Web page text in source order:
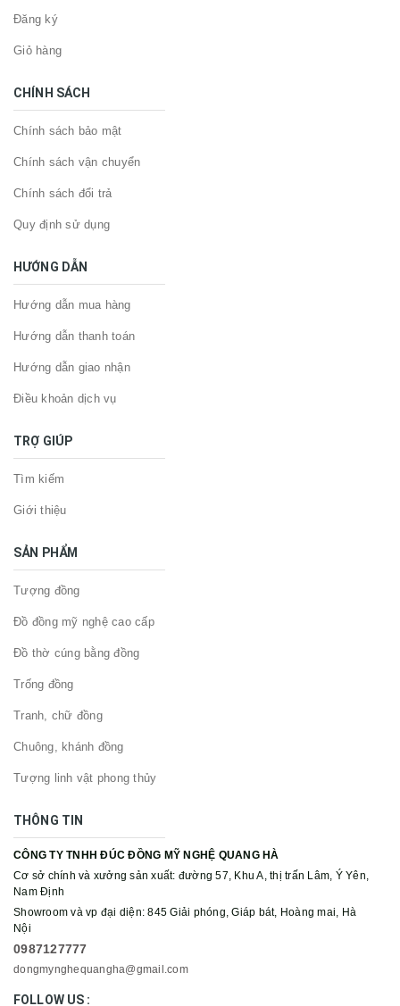
Đăng ký
Giỏ hàng
CHÍNH SÁCH
Chính sách bảo mật
Chính sách vận chuyển
Chính sách đổi trả
Quy định sử dụng
HƯỚNG DẪN
Hướng dẫn mua hàng
Hướng dẫn thanh toán
Hướng dẫn giao nhận
Điều khoản dịch vụ
TRỢ GIÚP
Tìm kiếm
Giới thiệu
SẢN PHẨM
Tượng đồng
Đồ đồng mỹ nghệ cao cấp
Đồ thờ cúng bằng đồng
Trống đồng
Tranh, chữ đồng
Chuông, khánh đồng
Tượng linh vật phong thủy
THÔNG TIN
CÔNG TY TNHH ĐÚC ĐỒNG MỸ NGHỆ QUANG HÀ
Cơ sở chính và xưởng sản xuất: đường 57, Khu A, thị trấn Lâm, Ý Yên,
Nam Định
Showroom và vp đại diện: 845 Giải phóng, Giáp bát, Hoàng mai, Hà
Nội
0987127777
dongmynghequangha@gmail.com
FOLLOW US :